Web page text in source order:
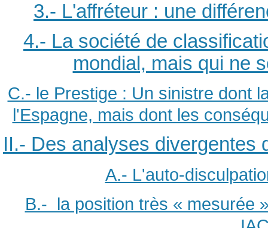
3.- L'affréteur : une
4.- La société de
mondial, mais qui ne
C.- le Prestige : Un sinistre dont
l'Espagne, mais dont les
II.- Des analyses divergentes
A.- L'auto-
B.- la position très « mesurée